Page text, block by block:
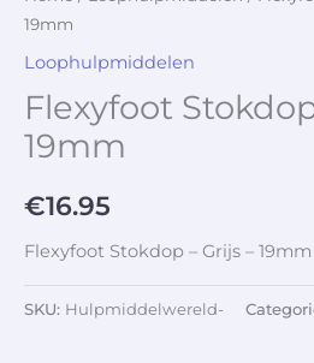
19mm
Loophulpmiddelen
Flexyfoot
19mm
€16.95
Flexyfoot Stokdop – Grijs – 19mm
SKU: Hulpmiddelwereld-